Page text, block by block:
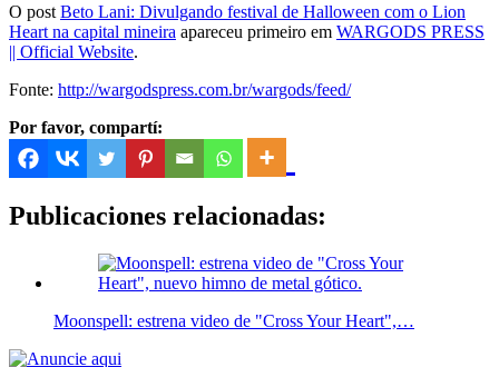
O post Beto Lani: Divulgando festival de Halloween com o Lion
Heart na capital mineira apareceu primeiro em WARGODS PRESS
|| Official Website.
Fonte: http://wargodspress.com.br/wargods/feed/
Por favor, compartí:
Publicaciones relacionadas:
Moonspell: estrena video de "Cross Your Heart",…